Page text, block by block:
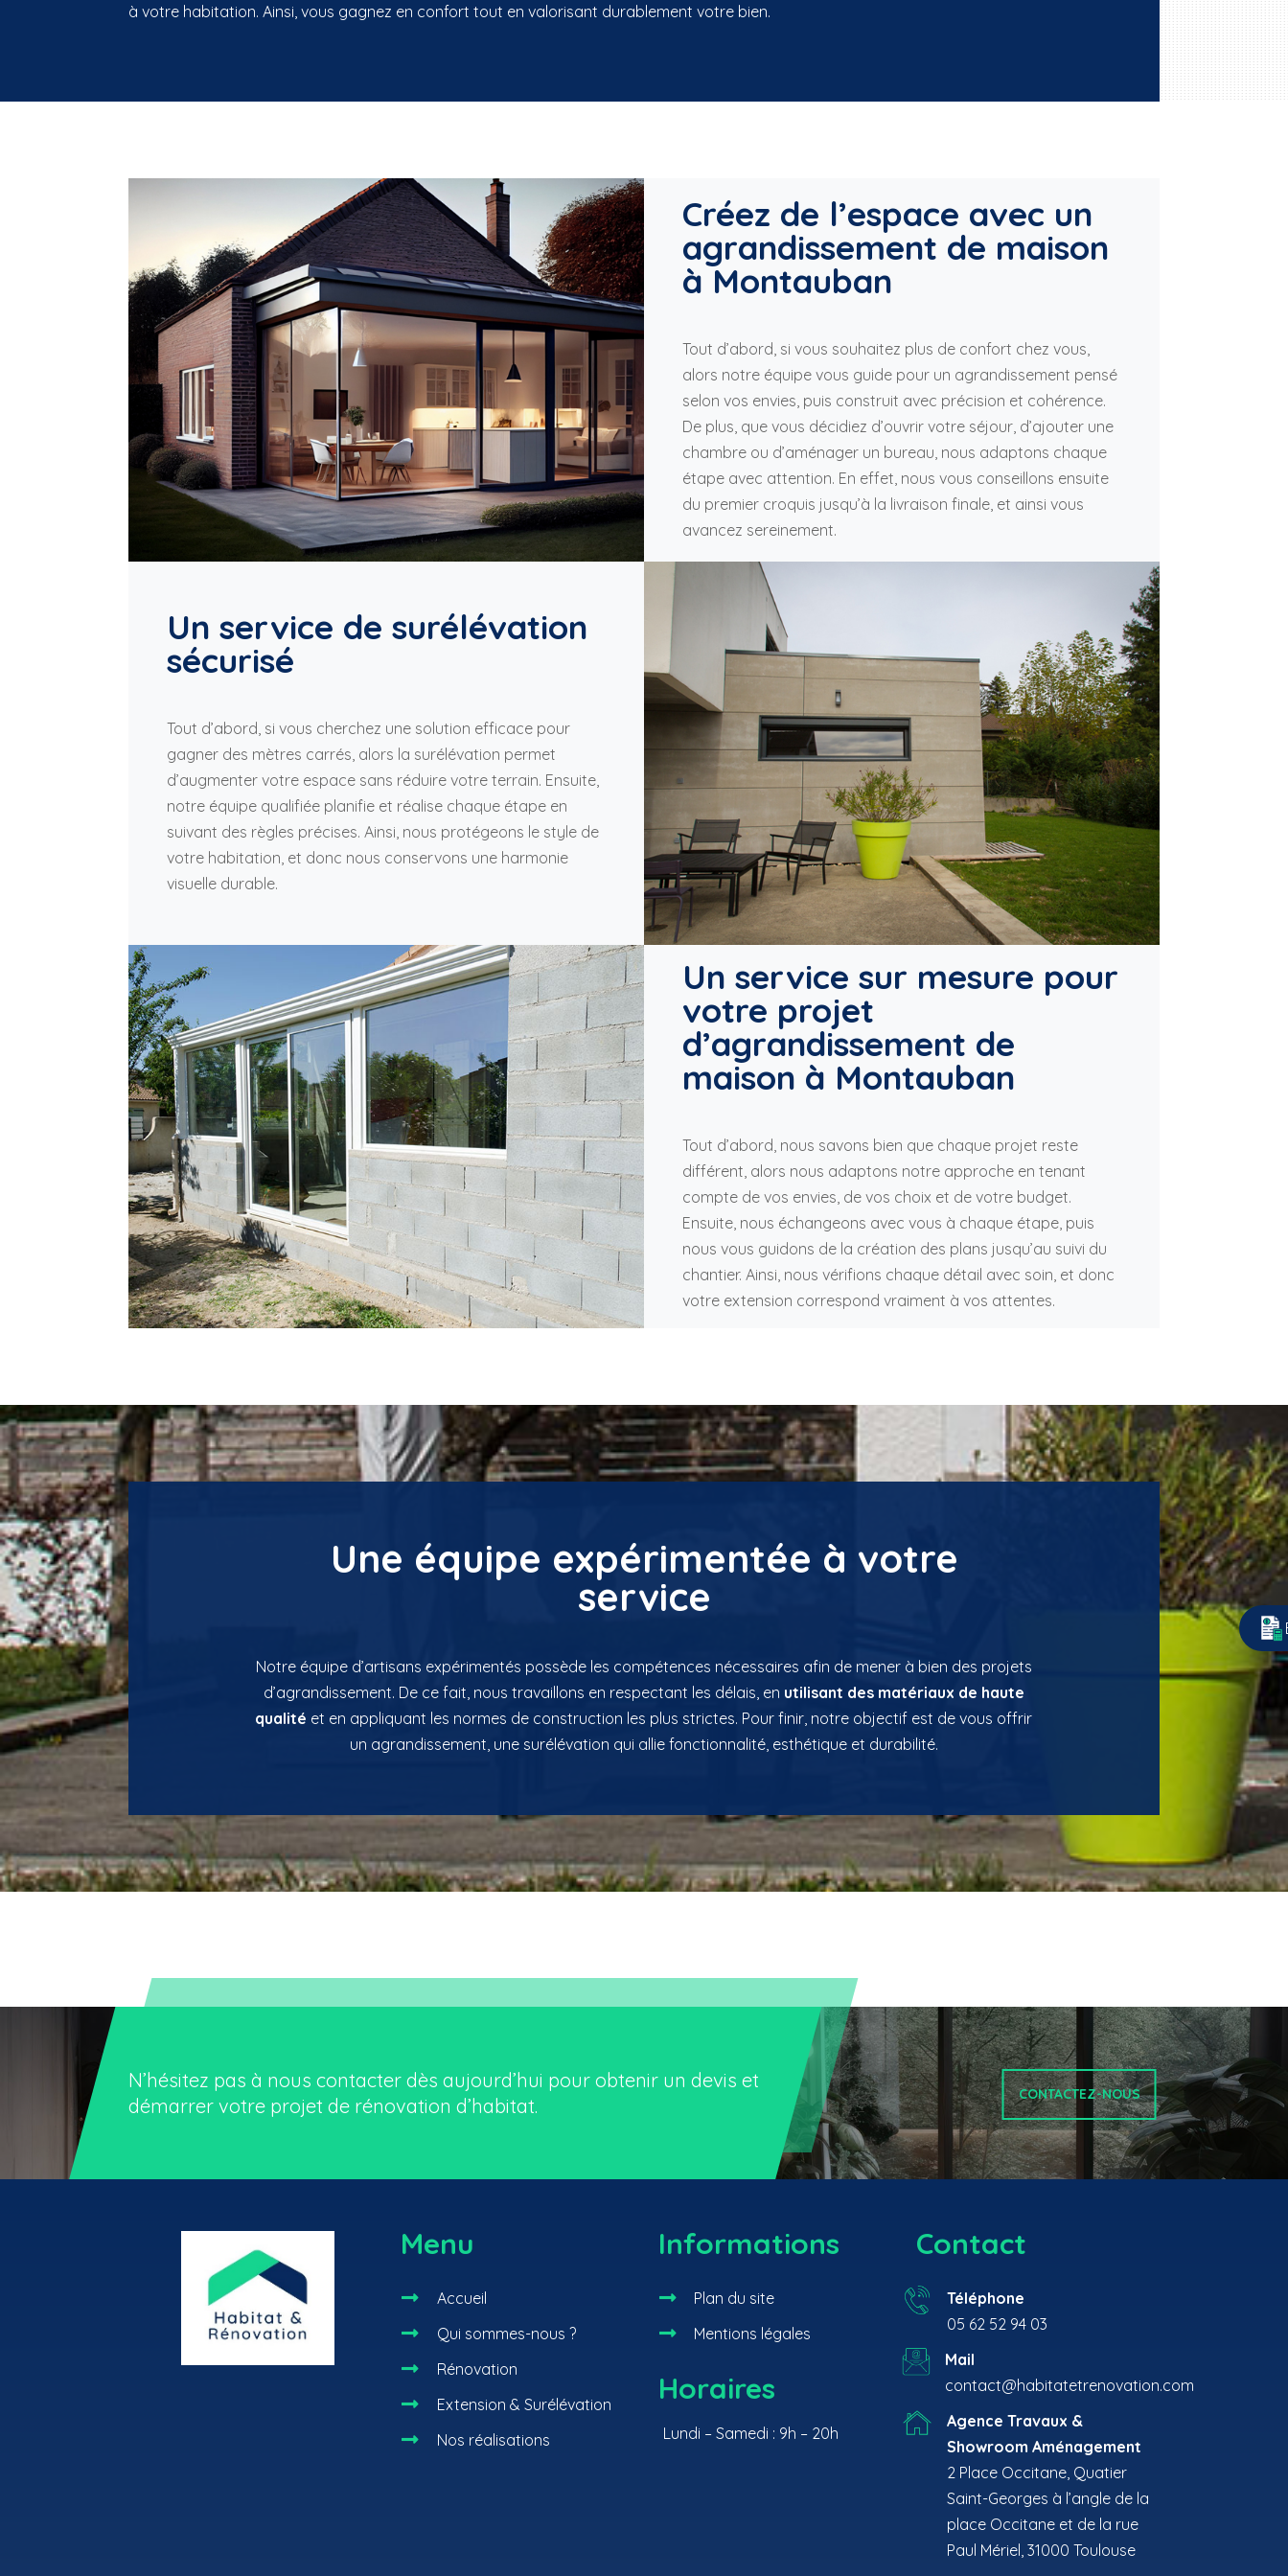
à votre habitation. Ainsi, vous gagnez en confort tout en valorisant durablement votre bien.
Créez de l’espace avec un
agrandissement de maison
à Montauban
Tout d’abord, si vous souhaitez plus de confort chez vous,
alors notre équipe vous guide pour un agrandissement pensé
selon vos envies, puis construit avec précision et cohérence.
De plus, que vous décidiez d’ouvrir votre séjour, d’ajouter une
chambre ou d’aménager un bureau, nous adaptons chaque
étape avec attention. En effet, nous vous conseillons ensuite
du premier croquis jusqu’à la livraison finale, et ainsi vous
avancez sereinement.
Un service de surélévation
sécurisé
Tout d’abord, si vous cherchez une solution efficace pour
gagner des mètres carrés, alors la surélévation permet
d’augmenter votre espace sans réduire votre terrain. Ensuite,
notre équipe qualifiée planifie et réalise chaque étape en
suivant des règles précises. Ainsi, nous protégeons le style de
votre habitation, et donc nous conservons une harmonie
visuelle durable.
Un service sur mesure pour
votre projet
d’agrandissement de
maison à Montauban
Tout d’abord, nous savons bien que chaque projet reste
différent, alors nous adaptons notre approche en tenant
compte de vos envies, de vos choix et de votre budget.
Ensuite, nous échangeons avec vous à chaque étape, puis
nous vous guidons de la création des plans jusqu’au suivi du
chantier. Ainsi, nous vérifions chaque détail avec soin, et donc
votre extension correspond vraiment à vos attentes.
Une équipe expérimentée à votre
service
Notre équipe d’artisans expérimentés possède les compétences nécessaires afin de mener à bien des projets
d’agrandissement. De ce fait, nous travaillons en respectant les délais, en utilisant des matériaux de haute
qualité et en appliquant les normes de construction les plus strictes. Pour finir, notre objectif est de vous offrir
un agrandissement, une surélévation qui allie fonctionnalité, esthétique et durabilité.
N’hésitez pas à nous contacterdès aujourd’hui pour obtenir un devis et
démarrer votre projet de rénovation d’habitat. CONTACTEZ-NOUS
Menu
 Accueil
 Qui sommes-nous ?
 Rénovation
 Extension & Surélévation
 Nos réalisations
Informations
 Plan du site
 Mentions légales
Horaires
Lundi – Samedi : 9h – 20h
Contact
Téléphone
05 62 52 94 03
Mail
contact@habitatetrenovation.com
Agence Travaux &
Showroom Aménagement
2 Place Occitane, Quatier
Saint-Georges à l’angle de la
place Occitane et de la rue
Paul Mériel, 31000 Toulouse